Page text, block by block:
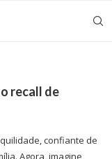
recall de
confiante de
Agora, imagine